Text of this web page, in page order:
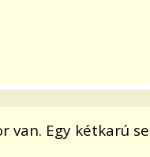
van. Egy kétkarú